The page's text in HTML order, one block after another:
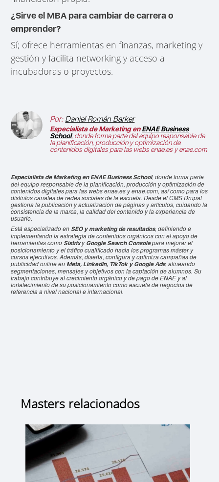
¿Sirve el MBA para cambiar de carrera o
emprender?
Sí; ofrece herramientas en finanzas, marketing y
gestión y facilita networking y acceso a
incubadoras o proyectos.
Por: Daniel Román Barker
Especialista de Marketing enENAE Business
School, donde forma parte del equipo responsable de
la planificación, producción y optimización de
contenidos digitales para las webs enae.es y enae.com
Especialista de Marketing en ENAE Business School, donde forma parte
del equipo responsable de la planificación, producción y optimización de
contenidos digitales para las webs enae.es y enae.com, así como para los
distintos canales de redes sociales de la escuela. Desde el CMS Drupal
gestiona la publicación y actualización de páginas y artículos, cuidando la
consistencia de la marca, la calidad del contenido y la experiencia de
usuario.
Está especializado en SEO y marketing de resultados, definiendo e
implementando la estrategia de contenidos orgánicos con el apoyo de
herramientas como Sistrixy Google Search Consolepara mejorar el
posicionamiento y el tráfico cualificado hacia los programas máster y
cursos ejecutivos. Además, diseña, configura y optimiza campañas de
publicidad online en Meta, LinkedIn, TikTok y Google Ads, alineando
segmentaciones, mensajes y objetivos con la captación de alumnos. Su
trabajo contribuye al crecimiento orgánico y de pago de ENAE y al
fortalecimiento de su posicionamiento como escuela de negocios de
referencia a nivel nacional e internacional.
Masters relacionados